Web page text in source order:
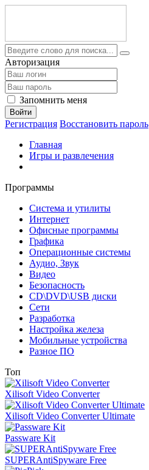
Авторизация
Запомнить меня
Войти
Регистрация Восстановить пароль
Главная
Игры и развлечения
Программы
Система и утилиты
Интернет
Офисные программы
Графика
Операционные системы
Аудио, Звук
Видео
Безопасность
CD\DVD\USB диски
Сети
Разработка
Настройка железа
Мобильные устройства
Разное ПО
Топ
Xilisoft Video Converter
Xilisoft Video Converter Ultimate
Passware Kit
SUPERAntiSpyware Free